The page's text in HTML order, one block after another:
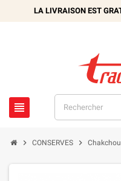
LA LIVRAISON EST

 CONSERVES 